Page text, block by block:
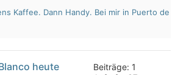
Kaffee. Dann Handy. Bei mir in Puerto de
heute
Beiträge: 1